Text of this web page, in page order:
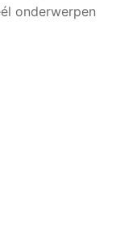
onderwerpen